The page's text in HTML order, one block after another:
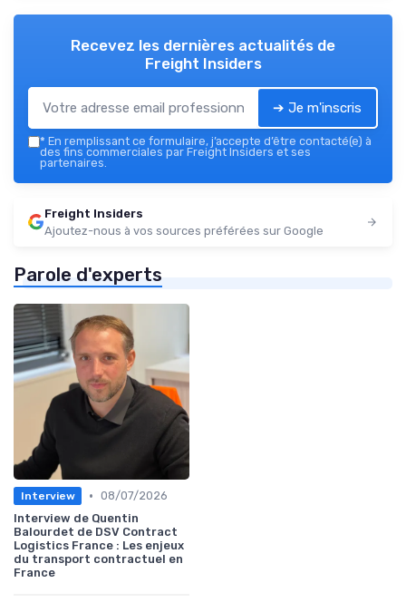
Recevez les dernières actualités de
Freight Insiders
➔ Je m'inscris
* En remplissant ce formulaire, j’accepte d’être contacté(e) à
des fins commerciales par Freight Insiders et ses
partenaires.
Freight Insiders
Ajoutez-nous à vos sources préférées sur Google
Parole d'experts
Interview • 08/07/2026
Interview de Quentin
Balourdet de DSV Contract
Logistics France : Les enjeux
du transport contractuel en
France